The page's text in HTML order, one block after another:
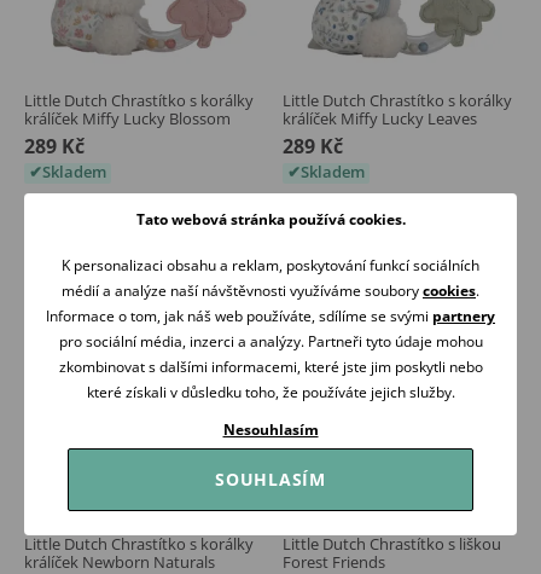
Little Dutch Chrastítko s korálky
králíček Miffy Lucky Blossom
289 Kč
Skladem
Little Dutch Chrastítko s korálky
králíček Miffy Lucky Leaves
289 Kč
Skladem
Koupit
Little Dutch Chrastítko s korálky
králíček Newborn Naturals
Little Dutch Chrastítko s liškou
Forest Friends
Tato webová stránka používá cookies.
K personalizaci obsahu a reklam, poskytování funkcí sociálních
médií a analýze naší návštěvnosti využíváme souborycookies.
Informace o tom, jak náš web používáte, sdílíme se svými partnery
pro sociální média, inzerci a analýzy. Partneři tyto údaje mohou
zkombinovat s dalšími informacemi, které jste jim poskytli nebo
které získali v důsledku toho, že používáte jejich služby.
Nesouhlasím
SOUHLASÍM